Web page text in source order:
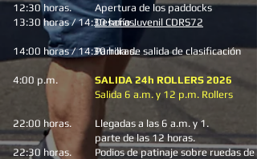
12:30 horas.
13:30 horas / 14:30 horas.
14:00 horas / 14:30 horas.
4:00 p.m.
22:00 horas.
22:30 horas.
Apertura de los paddocks
Desafío Juvenil CDRS72
Parrilla de salida de clasificación
SALIDA 24h ROLLERS 2026
Salida 6 a.m. y 12 p.m. Rollers
Llegadas a las 6 a.m. y 1.
parte de las 12 horas.
Podios de patinaje sobre ruedas de